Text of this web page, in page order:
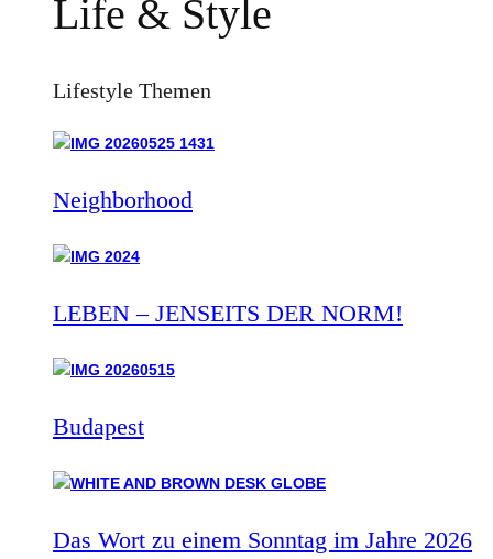
Life & Style
Lifestyle Themen
Neighborhood
LEBEN – JENSEITS DER NORM!
Budapest
Das Wort zu einem Sonntag im Jahre 2026